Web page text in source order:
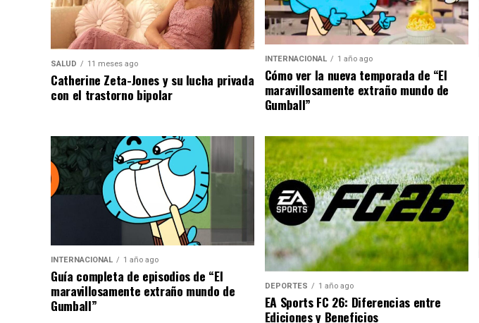
SALUD 11 meses ago
Catherine Zeta-Jones y su lucha privada
con el trastorno bipolar
INTERNACIONAL 1 año ago
Cómo ver la nueva temporada de “El
maravillosamente extraño mundo de
Gumball”
INTERNACIONAL 1 año ago
Guía completa de episodios de “El
maravillosamente extraño mundo de
Gumball”
DEPORTES 1 año ago
EA Sports FC 26: Diferencias entre
Ediciones y Beneficios